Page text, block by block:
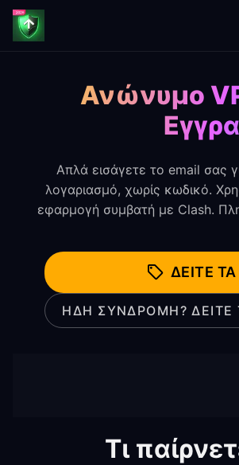
Αρχική
Ανώνυμο
Απλά εισάγετε το email σας
λογαριασμό, χωρίς κωδικό.
εφαρμογή συμβατή με Clash.
ΔΕΊΤΕ
ΉΔΗ ΣΥΝΔΡΟΜΗ? ΔΕΊΤΕ
Τι